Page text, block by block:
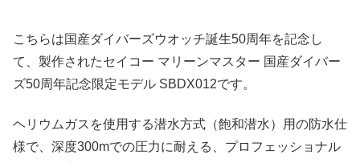
こちらは国産ダイバーズウオッチ誕生50周年を記念し
て、製作されたセイコー マリーンマスター 国産ダイバー
ズ50周年記念限定モデル SBDX012です。
ヘリウムガスを使用する潜水方式（飽和潜水）用の防水仕
様で、深度300mでの圧力に耐える、プロフェッショナル